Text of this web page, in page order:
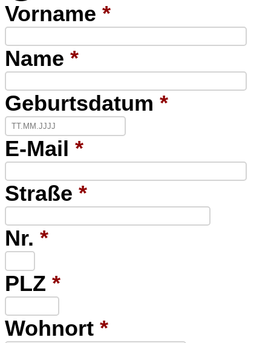
Vorname *
Name *
Geburtsdatum *
E-Mail *
Straße *
Nr. *
PLZ *
Wohnort *